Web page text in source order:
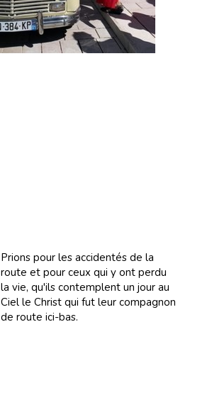
Prions pour les accidentés de la
route et pour ceux qui y ont perdu
la vie, qu'ils contemplent un jour au
Ciel le Christ qui fut leur compagnon
de route ici-bas.